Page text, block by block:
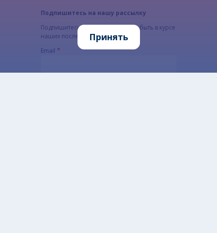
Подпишитесь на нашу рассылку
Подпишитесь на рассылку, чтобы быть в курсе
наших последних новостей
Email
Принять